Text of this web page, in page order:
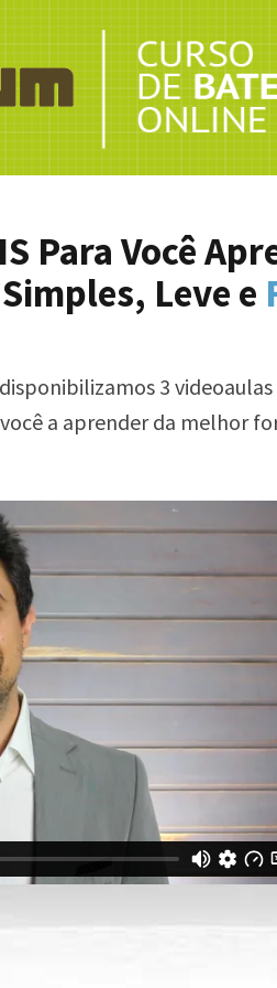
Para Você
Simples, Leve e
3
a aprender da melhor